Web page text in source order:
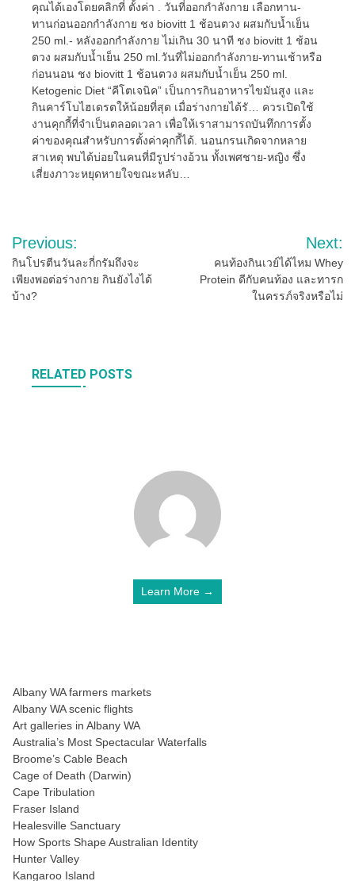
คุณได้เองโดยคลิกที่ ตั้งค่า . วันที่ออกกำลังกาย เลือกทาน-
ทานก่อนออกกำลังกาย ชง biovitt 1 ช้อนตวง ผสมกับน้ำเย็น
250 ml.- หลังออกกำลังกาย ไม่เกิน 30 นาที ชง biovitt 1 ช้อน
ตวง ผสมกับน้ำเย็น 250 ml.วันที่ไม่ออกกำลังกาย-ทานเช้าหรือ
ก่อนนอน ชง biovitt 1 ช้อนตวง ผสมกับน้ำเย็น 250 ml.
Ketogenic Diet “คีโตเจนิค” เป็นการกินอาหารไขมันสูง และ
กินคาร์โบไฮเดรตให้น้อยที่สุด เมื่อร่างกายได้รั… ควรเปิดใช้
งานคุกกี้ที่จำเป็นตลอดเวลา เพื่อให้เราสามารถบันทึกการตั้ง
ค่าของคุณสำหรับการตั้งค่าคุกกี้ได้. นอนกรนเกิดจากหลาย
สาเหตุ พบได้บ่อยในคนที่มีรูปร่างอ้วน ทั้งเพศชาย-หญิง ซึ่ง
เสี่ยงภาวะหยุดหายใจขณะหลับ…
Post
navigation
Previous:
กินโปรตีนวันละกี่กรัมถึงจะ
เพียงพอต่อร่างกาย กินยังไงได้
บ้าง?
Next:
คนท้องกินเวย์ได้ไหม Whey
Protein ดีกับคนท้อง และทารก
ในครรภ์จริงหรือไม่
RELATED POSTS
Learn More →
Albany WA farmers markets
Albany WA scenic flights
Art galleries in Albany WA
Australia’s Most Spectacular Waterfalls
Broome’s Cable Beach
Cage of Death (Darwin)
Cape Tribulation
Fraser Island
Healesville Sanctuary
How Sports Shape Australian Identity
Hunter Valley
Kangaroo Island